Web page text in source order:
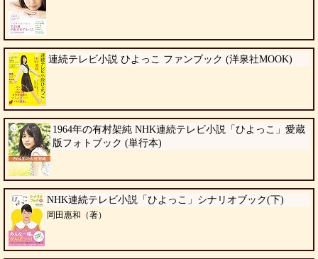
連続テレビ小説 ひよっこ ファンブック (洋泉社MOOK)
1964年の有村架純 NHK連続テレビ小説「ひよっこ」愛蔵
版フォトブック (単行本)
NHK連続テレビ小説「ひよっこ」シナリオブック(下)
岡田惠和（著）